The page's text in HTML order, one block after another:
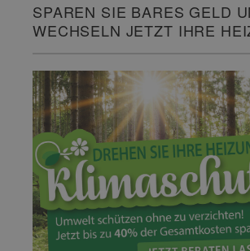
SPAREN SIE BARES GELD
WECHSELN JETZT IHRE